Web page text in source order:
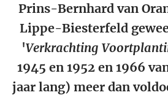
Prins-Bernhard van
Lippe-Biesterfeld
'Verkrachting
1945 en 1952 en 1966
jaar lang) meer dan